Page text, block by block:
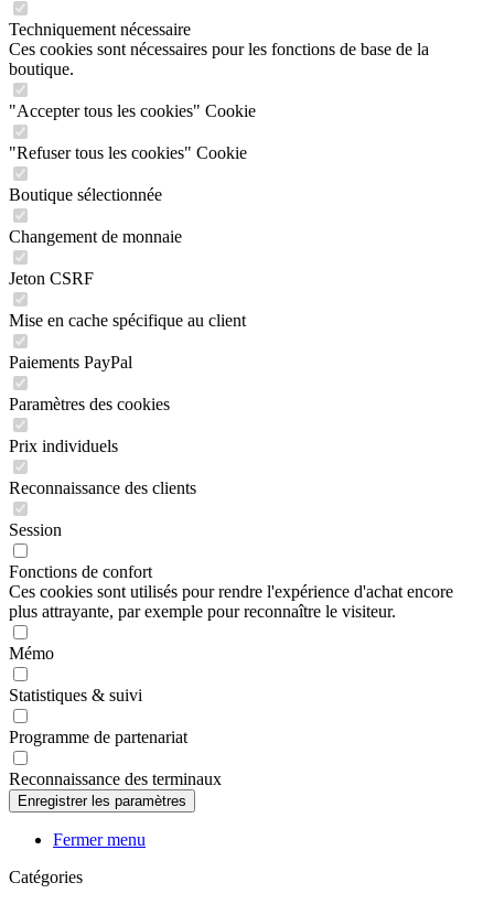
Techniquement nécessaire
Ces cookies sont nécessaires pour les fonctions de base de la
boutique.
"Accepter tous les cookies" Cookie
"Refuser tous les cookies" Cookie
Boutique sélectionnée
Changement de monnaie
Jeton CSRF
Mise en cache spécifique au client
Paiements PayPal
Paramètres des cookies
Prix individuels
Reconnaissance des clients
Session
Fonctions de confort
Ces cookies sont utilisés pour rendre l'expérience d'achat encore
plus attrayante, par exemple pour reconnaître le visiteur.
Mémo
Statistiques & suivi
Programme de partenariat
Reconnaissance des terminaux
Fermer menu
Catégories